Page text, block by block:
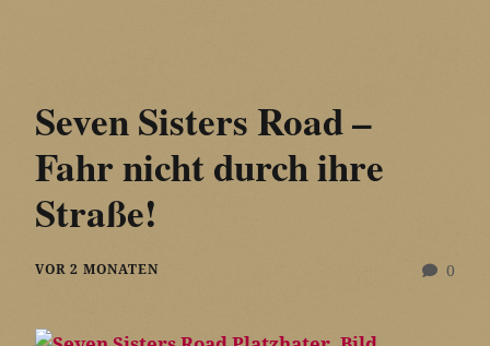
Seven Sisters Road –
Fahr nicht durch ihre
Straße!
0
VOR 2 MONATEN